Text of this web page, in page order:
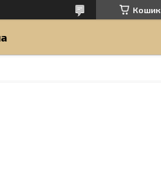
Кошик